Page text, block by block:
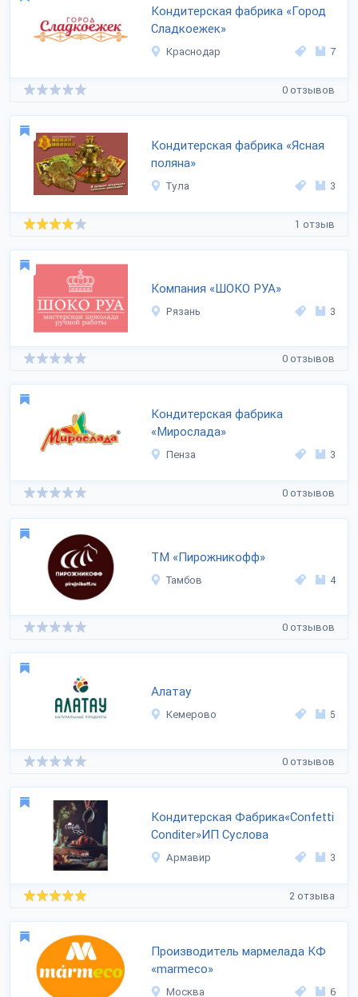
Кондитерская фабрика «Город
Сладкоежек»
Краснодар 7
0 отзывов
Кондитерская фабрика «Ясная
поляна»
Тула 3
1 отзыв
Компания «ШОКО РУА»
Рязань 3
0 отзывов
Кондитерская фабрика
«Мирослада»
Пенза 3
0 отзывов
ТМ «Пирожникофф»
Тамбов 4
0 отзывов
Алатау
Кемерово 5
0 отзывов
Кондитерская Фабрика«Confetti
Conditer»ИП Суслова
Армавир 3
2 отзыва
Производитель мармелада КФ
«marmeco»
Москва 6